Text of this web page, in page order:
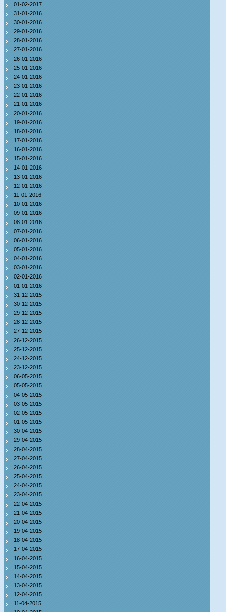
01-02-2017
31-01-2016
30-01-2016
29-01-2016
28-01-2016
27-01-2016
26-01-2016
25-01-2016
24-01-2016
23-01-2016
22-01-2016
21-01-2016
20-01-2016
19-01-2016
18-01-2016
17-01-2016
16-01-2016
15-01-2016
14-01-2016
13-01-2016
12-01-2016
11-01-2016
10-01-2016
09-01-2016
08-01-2016
07-01-2016
06-01-2016
05-01-2016
04-01-2016
03-01-2016
02-01-2016
01-01-2016
31-12-2015
30-12-2015
29-12-2015
28-12-2015
27-12-2015
26-12-2015
25-12-2015
24-12-2015
23-12-2015
06-05-2015
05-05-2015
04-05-2015
03-05-2015
02-05-2015
01-05-2015
30-04-2015
29-04-2015
28-04-2015
27-04-2015
26-04-2015
25-04-2015
24-04-2015
23-04-2015
22-04-2015
21-04-2015
20-04-2015
19-04-2015
18-04-2015
17-04-2015
16-04-2015
15-04-2015
14-04-2015
13-04-2015
12-04-2015
11-04-2015